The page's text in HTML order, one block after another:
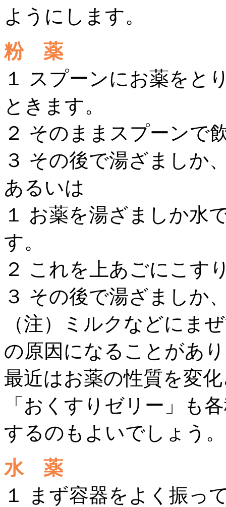
ようにします。
粉 薬
１ スプーンにお薬をと
ときます。
２ そのままスプーンで
３ その後で湯ざましか
あるいは
１ お薬を湯ざましか水
す。
２ これを上あごにこす
３ その後で湯ざましか
（注）ミルクなどにま
の原因になることがあ
最近はお薬の性質を変
「おくすりゼリー」も
するのもよいでしょう。
水 薬
１ まず容器をよく振っ